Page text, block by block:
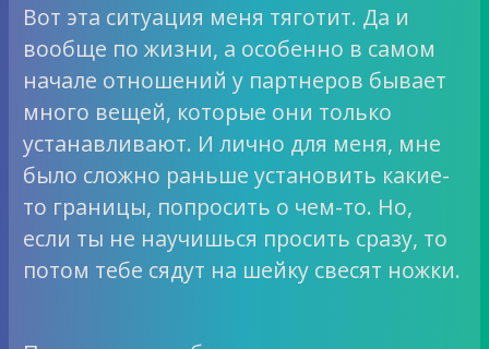
Вот эта ситуация меня тяготит. Да и
вообще по жизни, а особенно в самом
начале отношений у партнеров бывает
много вещей, которые они только
устанавливают. И лично для меня, мне
было сложно раньше установить какие-
то границы, попросить о чем-то. Но,
если ты не научишься просить сразу, то
потом тебе сядут на шейку свесят ножки.